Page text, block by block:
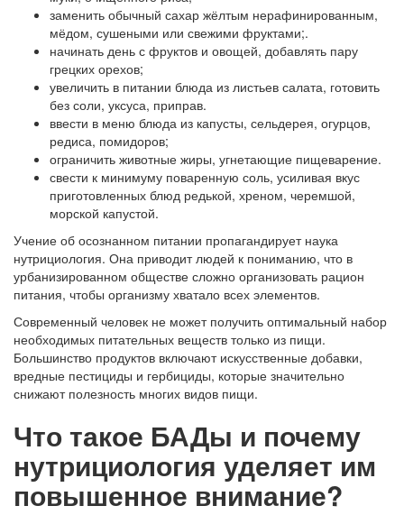
заменить обычный сахар жёлтым нерафинированным,
мёдом, сушеными или свежими фруктами;.
начинать день с фруктов и овощей, добавлять пару
грецких орехов;
увеличить в питании блюда из листьев салата, готовить
без соли, уксуса, приправ.
ввести в меню блюда из капусты, сельдерея, огурцов,
редиса, помидоров;
ограничить животные жиры, угнетающие пищеварение.
свести к минимуму поваренную соль, усиливая вкус
приготовленных блюд редькой, хреном, черемшой,
морской капустой.
Учение об осознанном питании пропагандирует наука
нутрициология. Она приводит людей к пониманию, что в
урбанизированном обществе сложно организовать рацион
питания, чтобы организму хватало всех элементов.
Современный человек не может получить оптимальный набор
необходимых питательных веществ только из пищи.
Большинство продуктов включают искусственные добавки,
вредные пестициды и гербициды, которые значительно
снижают полезность многих видов пищи.
Что такое БАДы и почему
нутрициология уделяет им
повышенное внимание?